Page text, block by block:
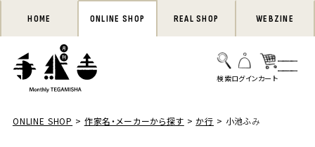
HOME ONLINE SHOP REAL SHOP WEBZINE
ONLINE SHOP 作家名・メーカーから探す か行 小池ふみ